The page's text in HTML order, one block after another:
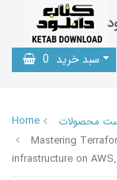
سبد خرید 0
Home
محصولات
Mastering
infrastructure on